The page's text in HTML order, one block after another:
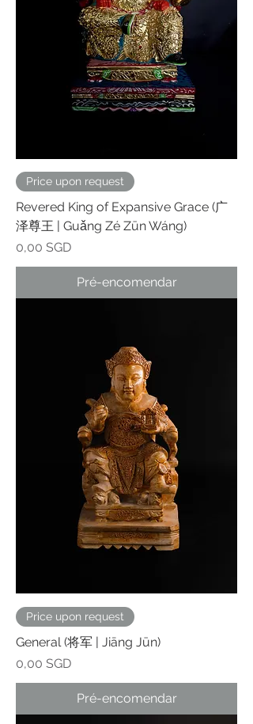
Price upon request
Revered King of Expansive Grace (广
泽尊王 | Guǎng Zé Zūn Wáng)
Preço
0,00 SGD
Pré-encomendar
Price upon request
General (将军 | Jiāng Jūn)
Preço
0,00 SGD
Pré-encomendar